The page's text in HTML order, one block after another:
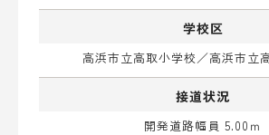
学校区
高浜市立高取小学校／高浜市立
接道状況
開発道路幅員 5.00ｍ